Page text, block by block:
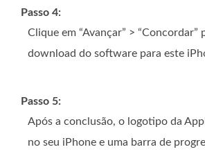
Passo 4:
Clique em “Avançar” > “Concordar”
download do software para este
Passo 5:
Após a conclusão, o logotipo da
no seu iPhone e uma barra de